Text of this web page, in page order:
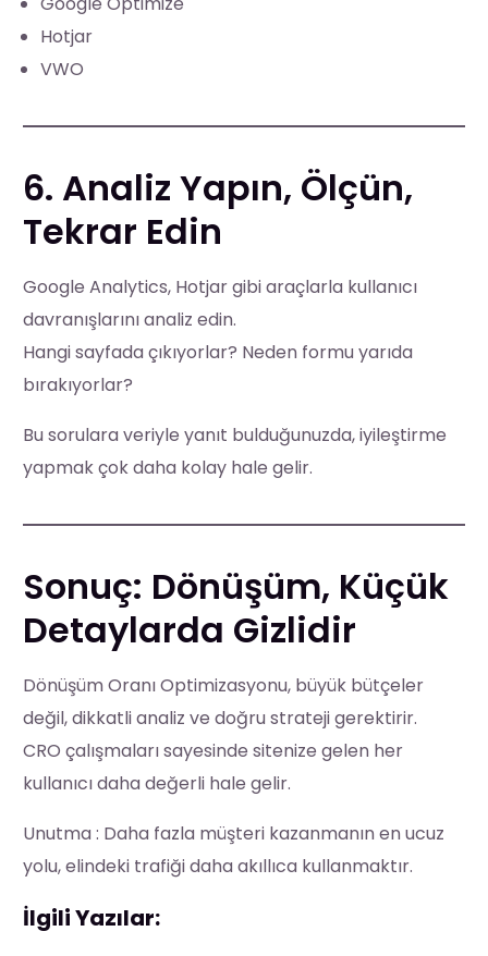
Hotjar
VWO
6. Analiz Yapın, Ölçün,
Tekrar Edin
Google Analytics, Hotjar gibi araçlarla kullanıcı
davranışlarını analiz edin.
Hangi sayfada çıkıyorlar? Neden formu yarıda
bırakıyorlar?
Bu sorulara veriyle yanıt bulduğunuzda, iyileştirme
yapmak çok daha kolay hale gelir.
Sonuç: Dönüşüm, Küçük
Detaylarda Gizlidir
Dönüşüm Oranı Optimizasyonu, büyük bütçeler
değil, dikkatli analiz ve doğru strateji gerektirir.
CRO çalışmaları sayesinde sitenize gelen her
kullanıcı daha değerli hale gelir.
Unutma : Daha fazla müşteri kazanmanın en ucuz
yolu, elindeki trafiği daha akıllıca kullanmaktır.
İlgili Yazılar: